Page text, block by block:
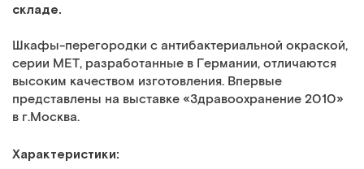
складе.
Шкафы-перегородки с антибактериальной окраской,
серии МЕТ, разработанные в Германии, отличаются
высоким качеством изготовления. Впервые
представлены на выставке «Здравоохранение 2010»
в г.Москва.
Характеристики: